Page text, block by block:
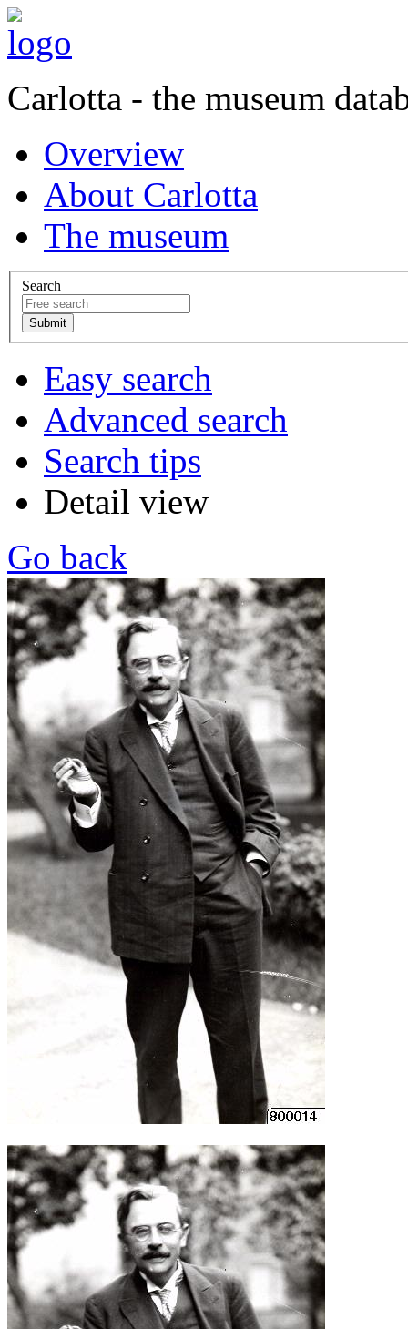
Carlotta - the museum
Overview
About Carlotta
The museum
Search
Easy search
Advanced search
Search tips
Detail view
Go back